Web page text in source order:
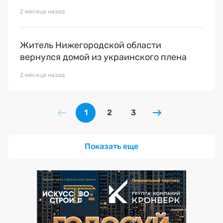
2 месяца назад
Житель Нижегородской области
вернулся домой из украинского плена
2 месяца назад
1 2 3
Показать еще